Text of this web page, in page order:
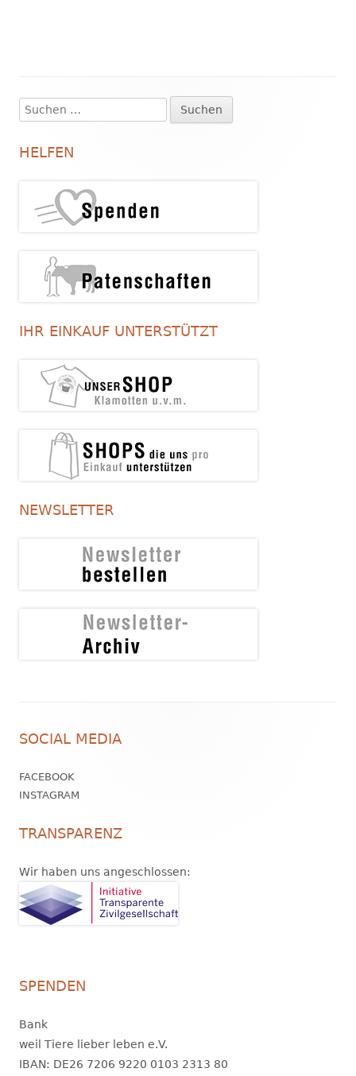
Haupt-
Seitenleiste
Suchen
nach:
HELFEN
IHR EINKAUF UNTERSTÜTZT
NEWSLETTER
Inhalt
SOCIAL MEDIA
FACEBOOK
INSTAGRAM
TRANSPARENZ
Wir haben uns angeschlossen:
SPENDEN
Bank
weil Tiere lieber leben e.V.
IBAN: DE26 7206 9220 0103 2313 80